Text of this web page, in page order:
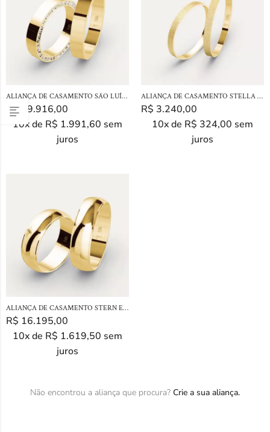
ALIANÇA DE CASAMENTO SÃO LUÍS EM OURO 18K
R$19.916,00
10x de R$ 1.991,60 sem
juros
ALIANÇA DE CASAMENTO STELLA EM OURO 18K
R$ 3.240,00
10x de R$ 324,00 sem
juros
ALIANÇA DE CASAMENTO STERN EM OURO 18K
R$ 16.195,00
10x de R$ 1.619,50 sem
juros
Não encontrou a aliança que procura? Crie a sua aliança.